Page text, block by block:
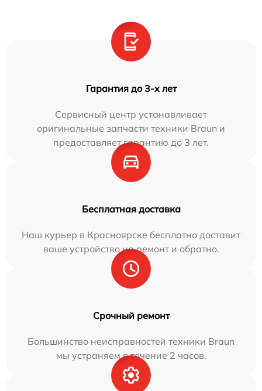
Гарантия до 3-х лет
Сервисный центр устанавливает
оригинальные запчасти техники Braun и
предоставляет гарантию до 3 лет.
Бесплатная доставка
Наш курьер в Красноярске бесплатно доставит
ваше устройство на ремонт и обратно.
Срочный ремонт
Большинство неисправностей техники Braun
мы устраняем в течение 2 часов.